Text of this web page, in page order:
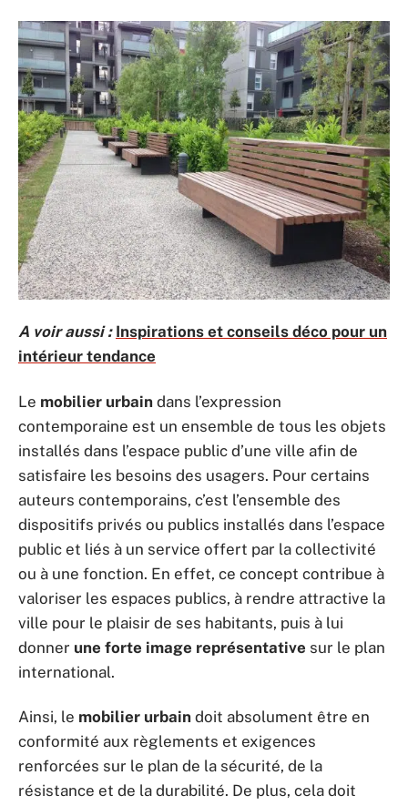
A voir aussi : Inspirations et conseils déco pour un
intérieur tendance
Le mobilier urbain dans l’expression
contemporaine est un ensemble de tous les objets
installés dans l’espace public d’une ville afin de
satisfaire les besoins des usagers. Pour certains
auteurs contemporains, c’est l’ensemble des
dispositifs privés ou publics installés dans l’espace
public et liés à un service offert par la collectivité
ou à une fonction. En effet, ce concept contribue à
valoriser les espaces publics, à rendre attractive la
ville pour le plaisir de ses habitants, puis à lui
donner une forte image représentative sur le plan
international.
Ainsi, le mobilier urbain doit absolument être en
conformité aux règlements et exigences
renforcées sur le plan de la sécurité, de la
résistance et de la durabilité. De plus, cela doit